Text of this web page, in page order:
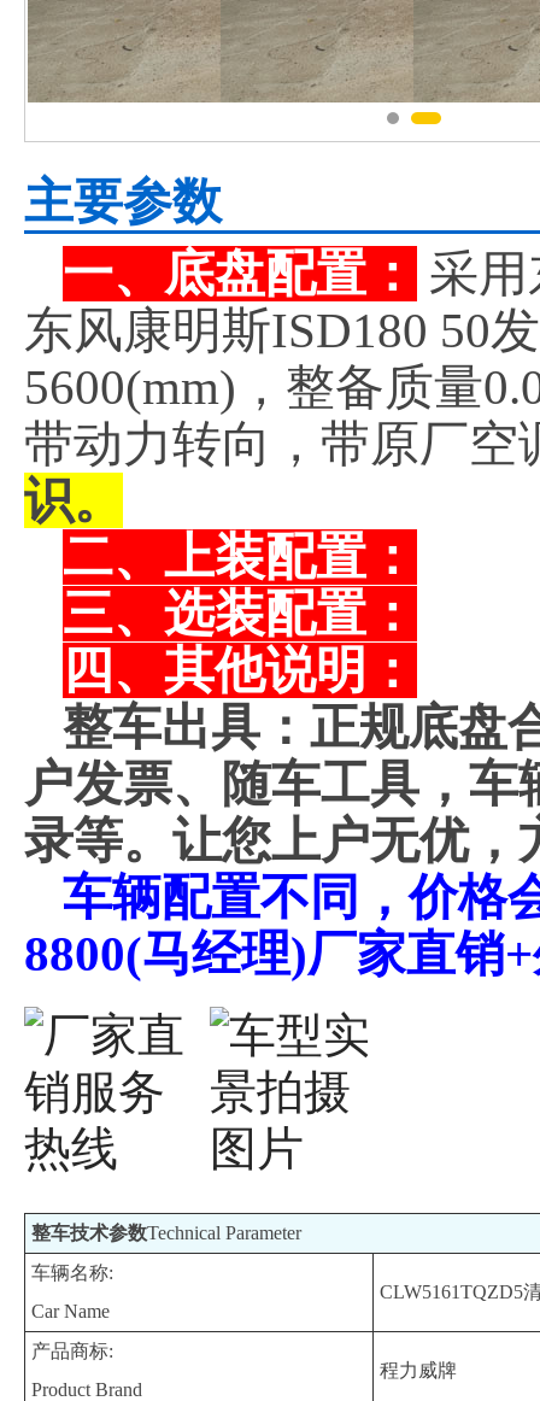
主要参数
一、底盘配置：
采
东风康明斯ISD180 50
5600(mm)，整备质量
带动力转向，带原厂空
识。
二、上装配置：
三、选装配置：
四、其他说明：
整车出具：正规底盘
户发票、随车工具，
录等。让您上户无优，
车辆配置不同，价格
8800(马经理)厂家直销
整车技术参数Technical Parameter
车辆名称:
Car Name
CLW5161TQZD5
产品商标:
Product Brand
程力威牌